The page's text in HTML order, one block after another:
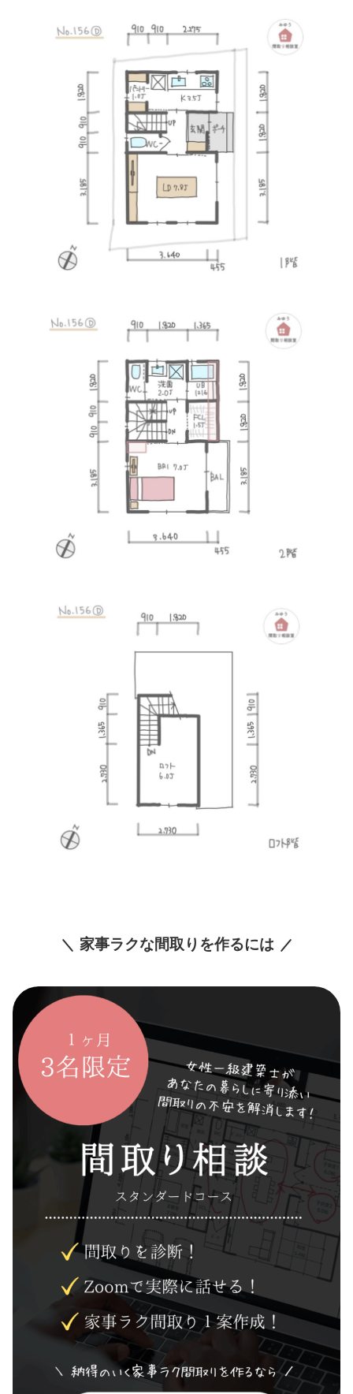
家事ラクな間取りを作るには